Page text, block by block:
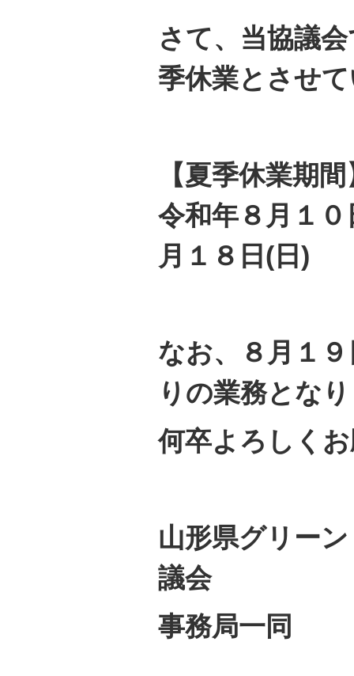
さて、当協議
季休業とさせ
【夏季休業期間
令和年８月１
月１８日(日)
なお、８月１
りの業務とな
何卒よろしく
山形県グリー
議会
事務局一同